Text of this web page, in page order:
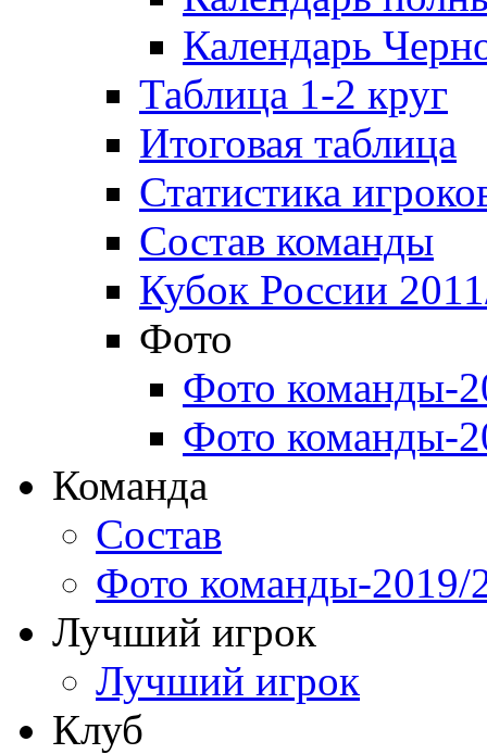
Календарь
Таблица 1-2 круг
Итоговая таблица
Статистика
Состав команды
Кубок России
Фото
Фото команды-
Фото команды-
Команда
Состав
Фото команды-2019/
Лучший игрок
Лучший игрок
Клуб